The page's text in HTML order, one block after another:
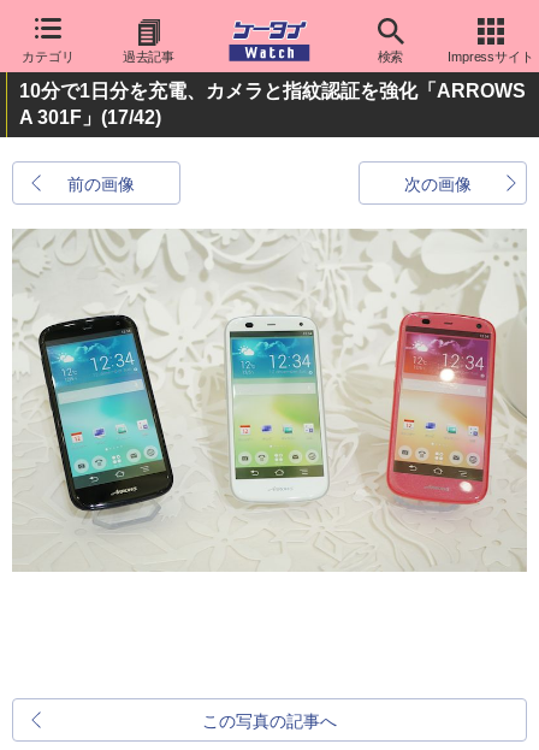
カテゴリ 過去記事 検索 Impressサイト
10分で1日分を充電、カメラと指紋認証を強化「ARROWS
A 301F」 (17/42)
前の画像 次の画像
この写真の記事へ